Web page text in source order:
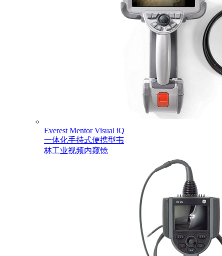
Everest Mentor Visual iQ
一体化手持式便携型韦
林工业视频内窥镜